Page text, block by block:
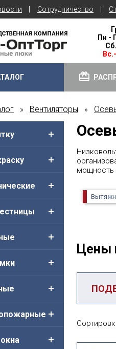
Сотрудничество
Пн -
» Вентиляторы »
мощность
Цены
12В